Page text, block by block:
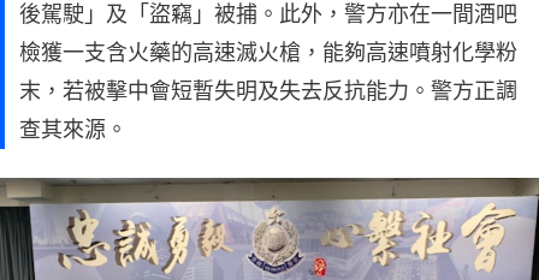
後駕駛」及「盜竊」被捕。此外，警方亦在一間酒吧
檢獲一支含火藥的高速滅火槍，能夠高速噴射化學粉
末，若被擊中會短暫失明及失去反抗能力。警方正調
查其來源。